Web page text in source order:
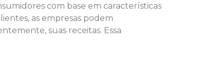
com base em características
as empresas podem
suas receitas. Essa